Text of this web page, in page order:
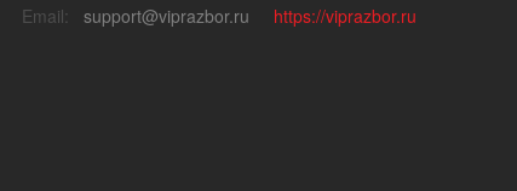
Email:
support@viprazbor.ru
https://viprazbor.ru